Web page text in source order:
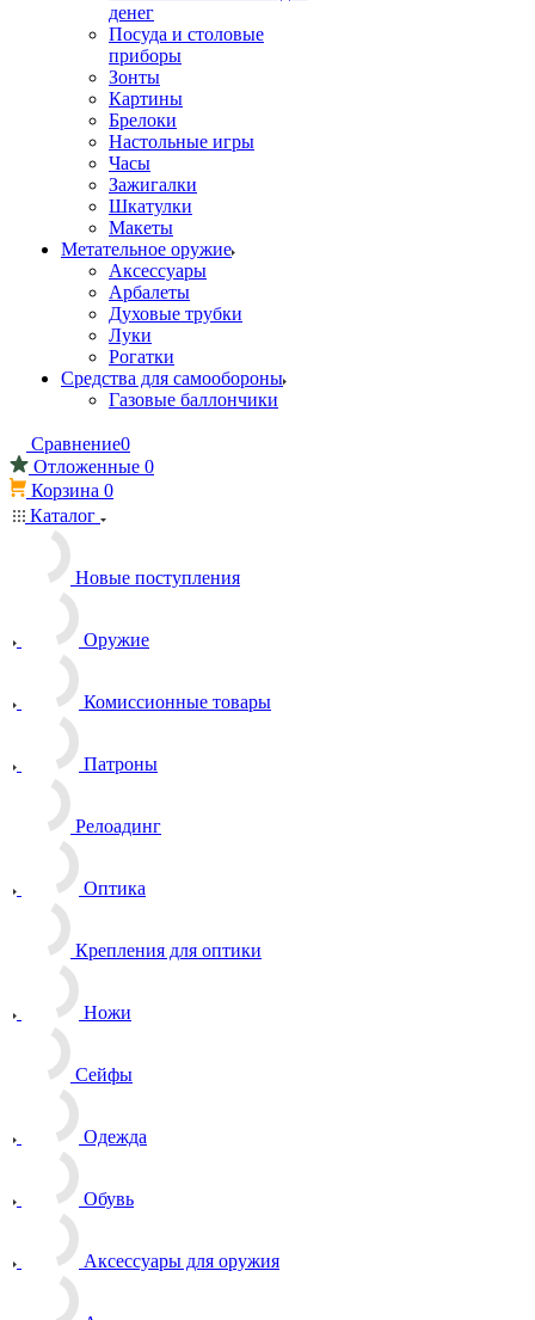
денег
Посуда и столовые
приборы
Зонты
Картины
Брелоки
Настольные игры
Часы
Зажигалки
Шкатулки
Макеты
Метательное оружие
Аксессуары
Арбалеты
Духовые трубки
Луки
Рогатки
Средства для самообороны
Газовые баллончики
Сравнение0
Отложенные 0
Корзина 0
Каталог
Новые поступления
Оружие
Комиссионные товары
Патроны
Релоадинг
Оптика
Крепления для оптики
Ножи
Сейфы
Одежда
Обувь
Аксессуары для оружия